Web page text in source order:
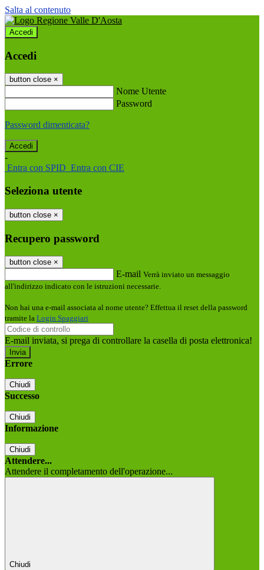
Salta al contenuto
Accedi
Accedi
button close ×
Nome Utente
Password
Password dimenticata?
-
Entra con SPID Entra con CIE
Seleziona utente
button close ×
Recupero password
button close ×
E-mail Verrà inviato un messaggio
all'indirizzo indicato con le istruzioni necessarie.
Non hai una e-mail associata al nome utente? Effettua il reset della password
tramite la Login Spaggiari
E-mail inviata, si prega di controllare la casella di posta elettronica!
Errore
Chiudi
Successo
Chiudi
Informazione
Chiudi
Attendere...
Attendere il completamento dell'operazione...
Chiudi